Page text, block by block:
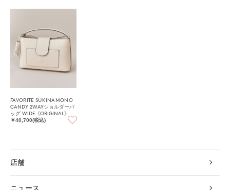
FAVORITE SUKINAMONO
CANDY 2WAYショルダーバ
ッグ WIDE《ORIGINAL》
￥40,700(税込)
店舗
ニュース